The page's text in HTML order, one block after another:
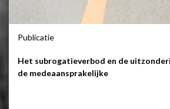
Publicatie
Het subrogatieverbod en de
de medeaansprakelijke